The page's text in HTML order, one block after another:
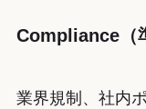
Compliance（
業界規制、社内